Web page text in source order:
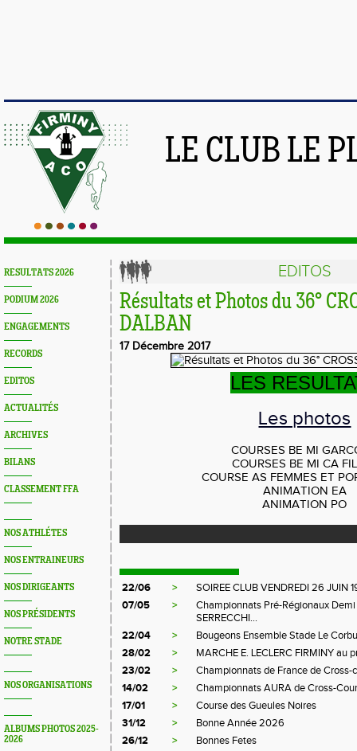
LE CLUB LE
RESULTATS 2026
PODIUM 2026
ENGAGEMENTS
RECORDS
EDITOS
ACTUALITÉS
ARCHIVES
BILANS
CLASSEMENT FFA
NOS ATHLÉTES
NOS ENTRAINEURS
NOS DIRIGEANTS
NOS PRÉSIDENTS
NOTRE STADE
NOS ORGANISATIONS
ALBUMS PHOTOS 2025-
2026
EDITOS
Résultats et Photos du 36°
DALBAN
17 Décembre 2017
LES
Les photos
COURSES BE MI
COURSES BE MI CA
COURSE AS FEMMES ET
ANIMATION EA
ANIMATION PO
22/06 >
SOIREE CLUB VENDREDI 26 JUIN
07/05
>
Championnats Pré-Régionaux
SERRECCHI...
22/04
>
Bougeons Ensemble Stade Le
28/02
>
MARCHE E. LECLERC FIRMINY au
23/02
>
Championnats de France de Cross-
14/02
>
Championnats AURA de Cross-
17/01
>
Course des Gueules Noires
31/12
>
Bonne Année 2026
26/12
>
Bonnes Fetes